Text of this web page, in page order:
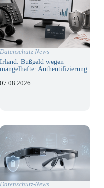
Datenschutz-News
Irland: Bußgeld wegen
mangelhafter Authentifizierung
07.08.2026
Datenschutz-News